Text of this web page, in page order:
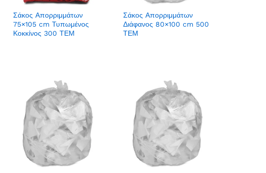
Σάκος Απορριμμάτων
75×105 cm Τυπωμένος
Κοκκίνος 300 ΤΕΜ
Σάκος Απορριμμάτων
Διάφανος 80×100 cm 500
ΤΕΜ